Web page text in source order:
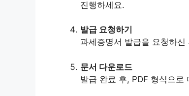
진행하세요.
발급 요청하기
과세증명서 발급을 요청하
문서 다운로드
발급 완료 후, PDF 형식으로